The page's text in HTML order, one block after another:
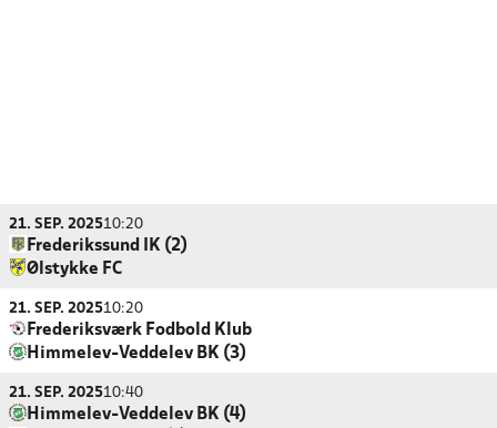
21. SEP. 202510:20
Frederikssund IK (2)
Ølstykke FC
21. SEP. 202510:20
Frederiksværk Fodbold Klub
Himmelev-Veddelev BK (3)
21. SEP. 202510:40
Himmelev-Veddelev BK (4)